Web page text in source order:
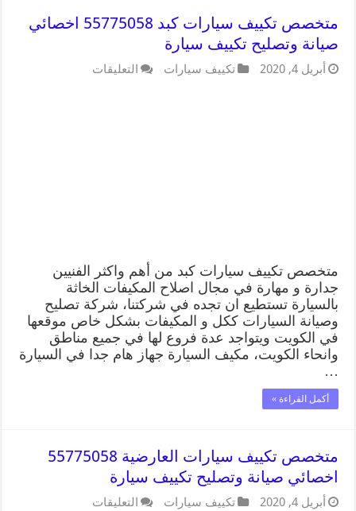
متخصص تكييف سيارات كبد 55775058 اخصائي
صيانة وتصليح تكييف سيارة
أبريل 4, 2020 تكييف سيارات التعليقات
متخصص تكييف سيارات كبد من أهم واكثر الفنيين
جدارة و مهارة في مجال اصلاح المكيفات الخاثة
بالسيارة تستطيع ان تجده في شركتنا، شركة تصليح
وصيانة السيارات ككل و المكيفات بشكل خاص موقعها
في الكويت ويتواجد عدة فروع لها في جميع مناطق
وانحاء الكويت، مكيف السيارة جهاز هام جدا في السيارة
…
أكمل القراءة »
متخصص تكييف سيارات العارضية 55775058
اخصائي صيانة وتصليح تكييف سيارة
أبريل 4, 2020 تكييف سيارات التعليقات